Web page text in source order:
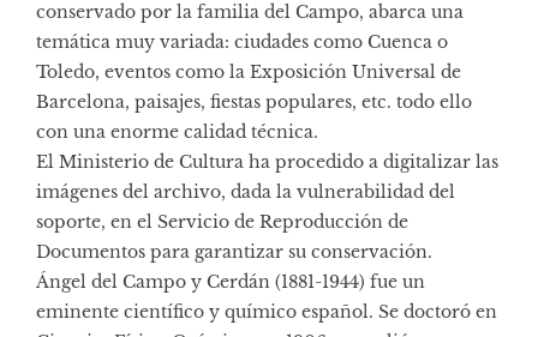
conservado por la familia del Campo, abarca una
temática muy variada: ciudades como Cuenca o
Toledo, eventos como la Exposición Universal de
Barcelona, paisajes, fiestas populares, etc. todo ello
con una enorme calidad técnica.
El Ministerio de Cultura ha procedido a digitalizar las
imágenes del archivo, dada la vulnerabilidad del
soporte, en el Servicio de Reproducción de
Documentos para garantizar su conservación.
Ángel del Campo y Cerdán (1881-1944) fue un
eminente científico y químico español. Se doctoró en